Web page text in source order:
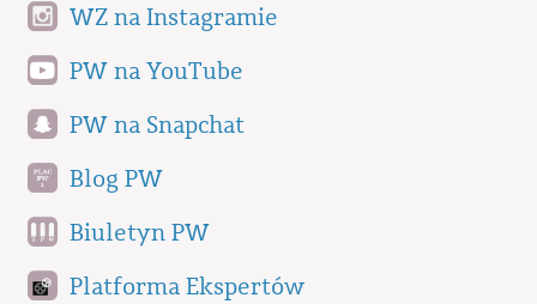
WZ na Instagramie
PW na YouTube
PW na Snapchat
Blog PW
Biuletyn PW
Platforma Ekspertów